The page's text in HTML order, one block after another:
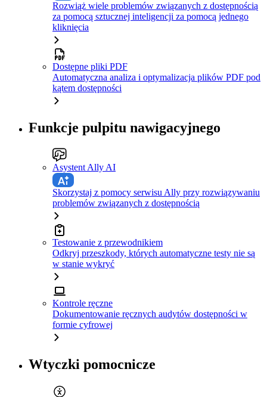
Rozwiąż wiele problemów związanych z dostępnością
za pomocą sztucznej inteligencji za pomocą jednego
kliknięcia
Dostępne pliki PDF
Automatyczna analiza i optymalizacja plików PDF pod
kątem dostępności
Funkcje pulpitu nawigacyjnego
Asystent Ally AI
Skorzystaj z pomocy serwisu Ally przy rozwiązywaniu
problemów związanych z dostępnością
Testowanie z przewodnikiem
Odkryj przeszkody, których automatyczne testy nie są
w stanie wykryć
Kontrole ręczne
Dokumentowanie ręcznych audytów dostępności w
formie cyfrowej
Wtyczki pomocnicze